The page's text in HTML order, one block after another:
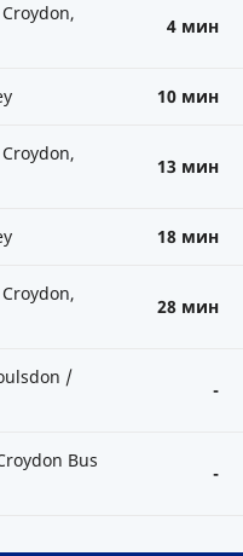
4 мин
10 мин
13 мин
18 мин
28 мин
/
-
Bus
-